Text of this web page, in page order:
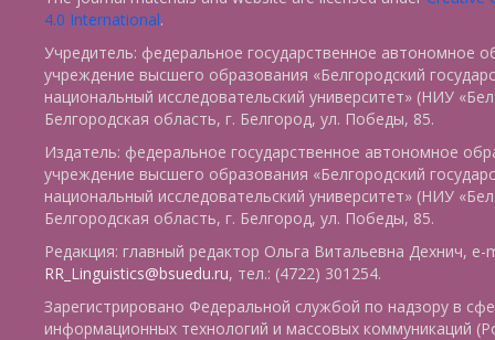
4.0 International.
Учредитель: федеральное государственное автономное
учреждение высшего образования «Белгородский
национальный исследовательский университет» (НИУ
Белгородская область, г. Белгород, ул. Победы, 85.
Издатель: федеральное государственное автономное
учреждение высшего образования «Белгородский
национальный исследовательский университет» (НИУ
Белгородская область, г. Белгород, ул. Победы, 85.
Редакция: главный редактор Ольга Витальевна Дехнич, e-
RR_Linguistics@bsuedu.ru, тел.: (4722) 301254.
Зарегистрировано Федеральной службой по надзору в
информационных технологий и массовых коммуникаций